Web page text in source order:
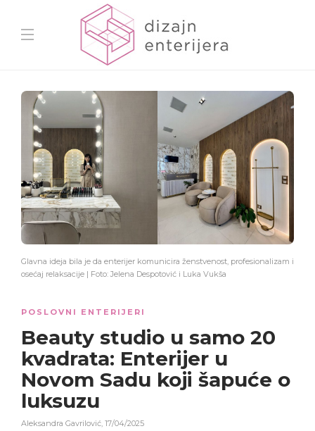
Glavna ideja bila je da enterijer komunicira ženstvenost, profesionalizam i
osećaj relaksacije | Foto: Jelena Despotović i Luka Vukša
POSLOVNI ENTERIJERI
Beauty studio u samo 20
kvadrata: Enterijer u
Novom Sadu koji šapuće o
luksuzu
Aleksandra Gavrilović, 17/04/2025